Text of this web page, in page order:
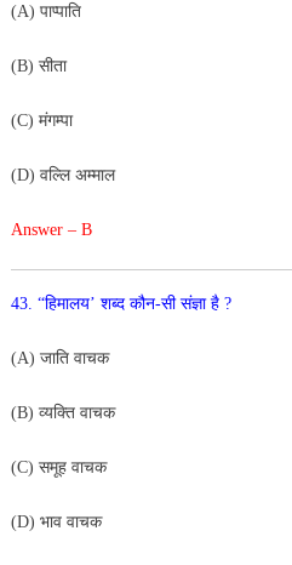
(A) पाप्पाति
(B) सीता
(C) मंगम्पा
(D) वल्लि अम्माल
Answer – B
43. “हिमालय’ शब्द कौन-सी संज्ञा है ?
(A) जाति वाचक
(B) व्यक्ति वाचक
(C) समूह वाचक
(D) भाव वाचक